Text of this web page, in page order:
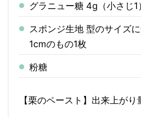
グラニュー糖 4g（小さじ1
スポンジ生地 型のサイズ
1cmのもの1枚
粉糖
【栗のペースト】出来上が